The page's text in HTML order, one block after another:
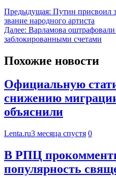
Предыдущая: Путин присвоил
звание народного артиста
Далее: Варламова
заблокированными счетами
Похожие новости
Официальную
снижению
объяснили
Lenta.ru3 месяца спустя 0
В РПЦ
популярность